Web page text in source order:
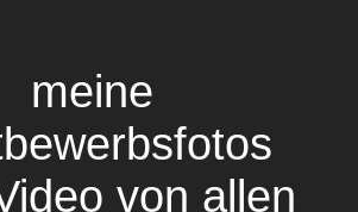
meine
von allen